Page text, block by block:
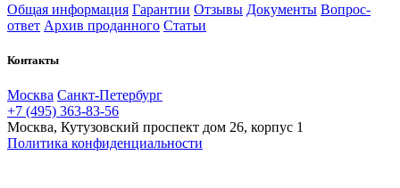
Общая информация Гарантии Отзывы Документы Вопрос-
ответ Архив проданного Статьи
Контакты
Москва Санкт-Петербург
+7 (495) 363-83-56
Москва, Кутузовский проспект дом 26, корпус 1
Политика конфиденциальности